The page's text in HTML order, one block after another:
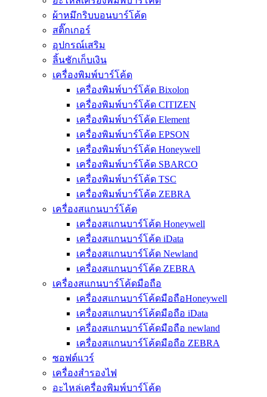
ผ้าหมึกริบบอนบาร์โค้ด
สติ๊กเกอร์
อุปกรณ์เสริม
ลิ้นชักเก็บเงิน
เครื่องพิมพ์บาร์โค้ด
เครื่องพิมพ์บาร์โค้ด Bixolon
เครื่องพิมพ์บาร์โค้ด CITIZEN
เครื่องพิมพ์บาร์โค้ด Element
เครื่องพิมพ์บาร์โค้ด EPSON
เครื่องพิมพ์บาร์โค้ด Honeywell
เครื่องพิมพ์บาร์โค้ด SBARCO
เครื่องพิมพ์บาร์โค้ด TSC
เครื่องพิมพ์บาร์โค้ด ZEBRA
เครื่องสแกนบาร์โค้ด
เครื่องสแกนบาร์โค้ด Honeywell
เครื่องสแกนบาร์โค้ด iData
เครื่องสแกนบาร์โค้ด Newland
เครื่องสแกนบาร์โค้ด ZEBRA
เครื่องสแกนบาร์โค้ดมือถือ
เครื่องสแกนบาร์โค้ดมือถือHoneywell
เครื่องสแกนบาร์โค้ดมือถือ iData
เครื่องสแกนบาร์โค้ดมือถือ newland
เครื่องสแกนบาร์โค้ดมือถือ ZEBRA
ซอฟต์แวร์
เครื่องสำรองไฟ
อะไหล่เครื่องพิมพ์บาร์โค้ด